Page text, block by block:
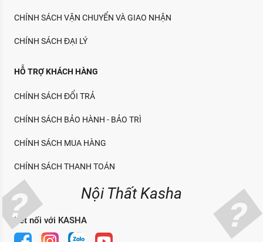
CHÍNH SÁCH VẬN CHUYỂN VÀ GIAO NHẬN
CHÍNH SÁCH ĐẠI LÝ
HỖ TRỢ KHÁCH HÀNG
CHÍNH SÁCH ĐỔI TRẢ
CHÍNH SÁCH BẢO HÀNH - BẢO TRÌ
CHÍNH SÁCH MUA HÀNG
CHÍNH SÁCH THANH TOÁN
Nội Thất Kasha
Kết nối với KASHA